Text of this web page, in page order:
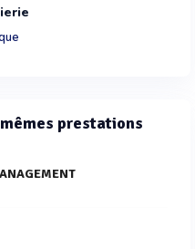
prestations